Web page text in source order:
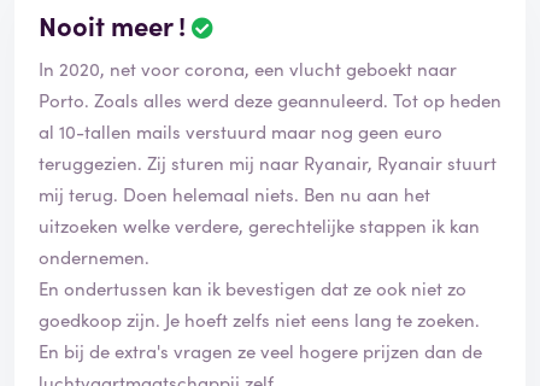
terug. Ze liegen alsof het gedrukt staat! En dan nog
€100 moeten betalen voor het cancelen van een ticket
ook. Hopelijk ziet iedereen in dat je hun site slechts
moet gebruiken als zoekmachine en bij de airline je
ticket boeken.
Nooit meer !
In 2020, net voor corona, een vlucht geboekt naar
Porto. Zoals alles werd deze geannuleerd. Tot op heden
al 10-tallen mails verstuurd maar nog geen euro
teruggezien. Zij sturen mij naar Ryanair, Ryanair stuurt
mij terug. Doen helemaal niets. Ben nu aan het
uitzoeken welke verdere, gerechtelijke stappen ik kan
ondernemen.
En ondertussen kan ik bevestigen dat ze ook niet zo
goedkoop zijn. Je hoeft zelfs niet eens lang te zoeken.
En bij de extra's vragen ze veel hogere prijzen dan de